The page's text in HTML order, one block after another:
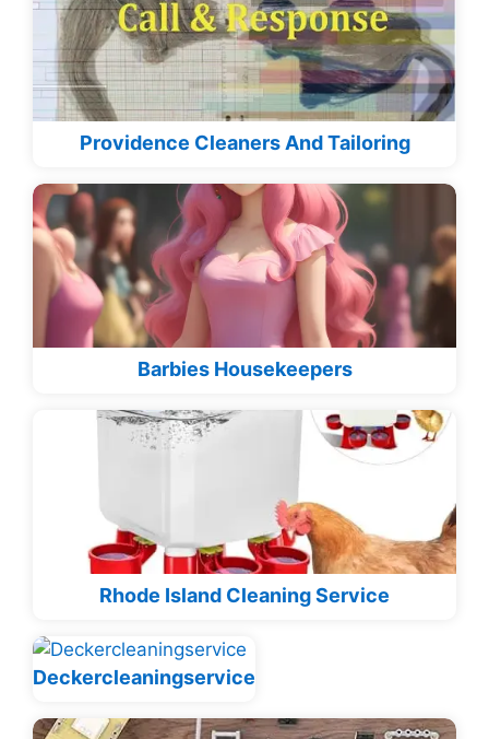
Providence Cleaners And Tailoring
Barbies Housekeepers
Rhode Island Cleaning Service
Deckercleaningservice